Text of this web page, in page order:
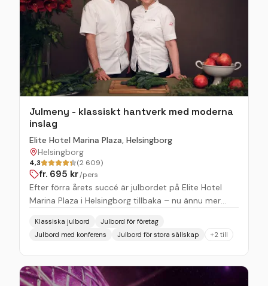
på vårt generösa gottebord – fullt med hemlagad
knäck, praliner och vår juliga crème brûlée (med
mycket mer).
Julmeny - klassiskt hantverk med moderna
inslag
Elite Hotel Marina Plaza, Helsingborg
Helsingborg
4,3 (2 609)
fr. 695 kr/pers
Efter förra årets succé är julbordet på Elite Hotel
Marina Plaza i Helsingborg tillbaka – nu ännu mer
årets julfester. Med ett fördjupat samarbete mellan
Tareq Taylor och Carina Brydling presenteras en
julmeny som kombinerar klassiskt hantverk med
moderna inslag – perfekt för företag som vill bjuda
sina medarbetare och kunder på något utöver det
Klassiska julbord
Julbord för företag
Julbord med konferens
Julbord för stora sällskap +2 till